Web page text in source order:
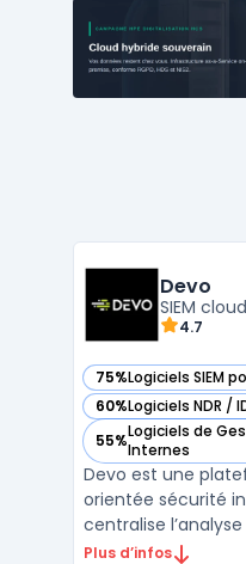
identifiant les
réduit la surface
positionnement
Devo
SIEM
4.7
75%Logiciels SIEM
— voir Devo dans
60%Logiciels NDR /
— voir Devo dans
55%Logiciels de
Internes
— voir Devo dans
Devo est une
orientée sécurité
centralise
et l’investigation à
Plus d’infos